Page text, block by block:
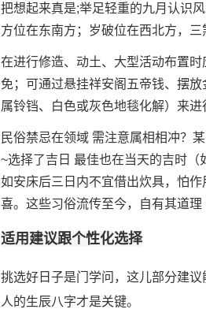
把想起来真是;举足轻重的九月认识
方位在东南方；岁破位在西北方，
在进行修造、动土、大型活动布置
免；可通过悬挂祥安阁五帝钱、摆
属铃铛、白色或灰色地毯化解）来进
民俗禁忌在领域 需注意属相相冲？
~选择了吉日 最佳也在当天的吉时
如安床后三日内不宜借出炊具，怕
喜。这些习俗流传至今，自有其道理
适用建议跟个性化选择
挑选好日子是门学问，这儿部分建
人的生辰八字才是关键。